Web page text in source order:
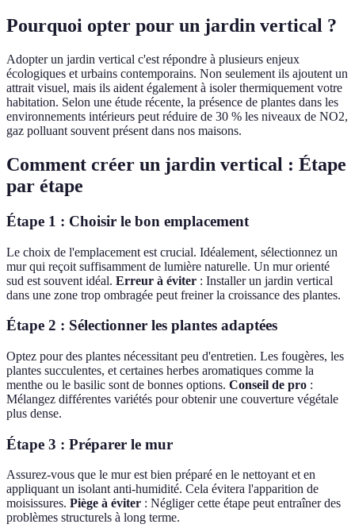
Pourquoi opter pour un jardin vertical ?
Adopter un jardin vertical c'est répondre à plusieurs enjeux
écologiques et urbains contemporains. Non seulement ils ajoutent un
attrait visuel, mais ils aident également à isoler thermiquement votre
habitation. Selon une étude récente, la présence de plantes dans les
environnements intérieurs peut réduire de 30 % les niveaux de NO2,
gaz polluant souvent présent dans nos maisons.
Comment créer un jardin vertical : Étape
par étape
Étape 1 : Choisir le bon emplacement
Le choix de l'emplacement est crucial. Idéalement, sélectionnez un
mur qui reçoit suffisamment de lumière naturelle. Un mur orienté
sud est souvent idéal. Erreur à éviter : Installer un jardin vertical
dans une zone trop ombragée peut freiner la croissance des plantes.
Étape 2 : Sélectionner les plantes adaptées
Optez pour des plantes nécessitant peu d'entretien. Les fougères, les
plantes succulentes, et certaines herbes aromatiques comme la
menthe ou le basilic sont de bonnes options. Conseil de pro :
Mélangez différentes variétés pour obtenir une couverture végétale
plus dense.
Étape 3 : Préparer le mur
Assurez-vous que le mur est bien préparé en le nettoyant et en
appliquant un isolant anti-humidité. Cela évitera l'apparition de
moisissures. Piège à éviter : Négliger cette étape peut entraîner des
problèmes structurels à long terme.